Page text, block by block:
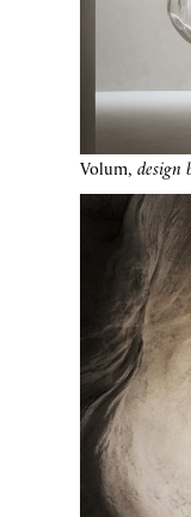
Volum,design